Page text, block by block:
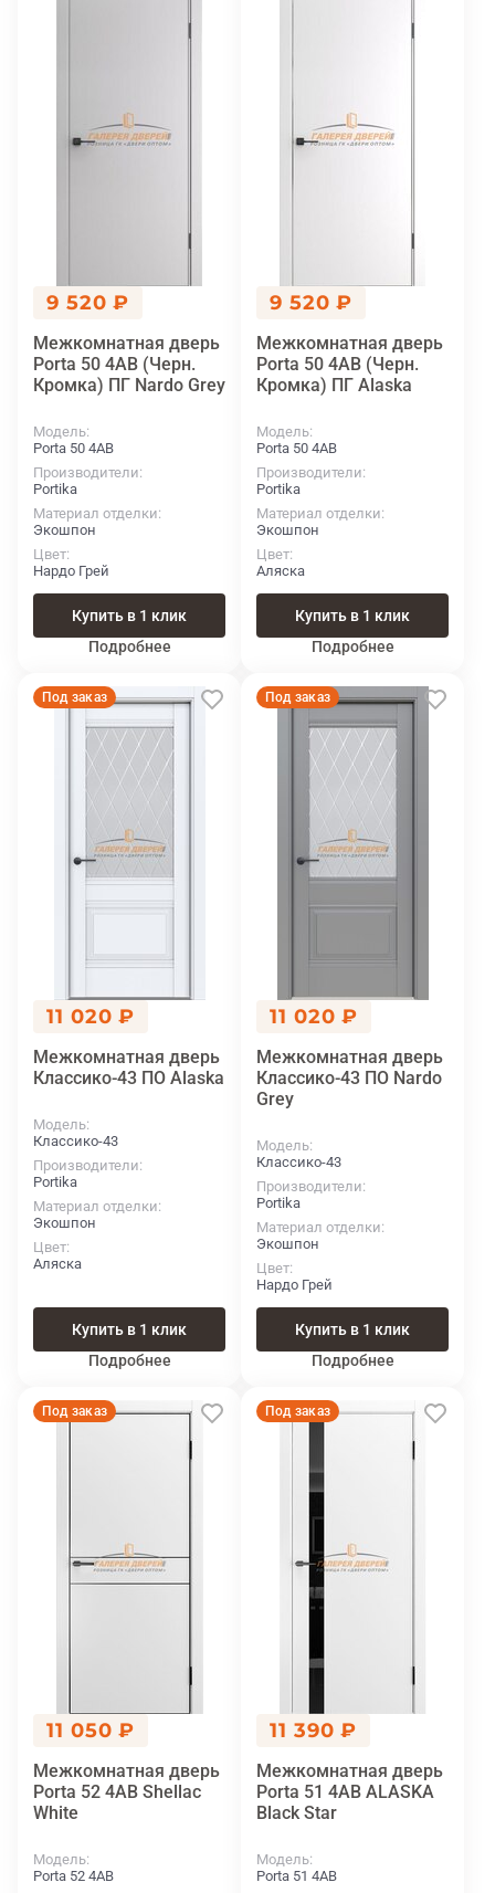
9 520 ₽
Межкомнатная дверь
Porta 50 4AB (Черн.
Кромка) ПГ Nardo Grey
Модель
Porta 50 4AB
Производители
Portika
Материал отделки
Экошпон
Цвет
Нардо Грей
Купить в 1 клик
Подробнее
9 520 ₽
Межкомнатная дверь
Porta 50 4AB (Черн.
Кромка) ПГ Alaska
Модель
Porta 50 4AB
Производители
Portika
Материал отделки
Экошпон
Цвет
Аляска
Купить в 1 клик
Подробнее
Под заказ
11 020 ₽
Межкомнатная дверь
Классико-43 ПО Alaska
Модель
Классико-43
Производители
Portika
Материал отделки
Экошпон
Цвет
Аляска
Купить в 1 клик
Подробнее
Под заказ
11 020 ₽
Межкомнатная дверь
Классико-43 ПО Nardo
Grey
Модель
Классико-43
Производители
Portika
Материал отделки
Экошпон
Цвет
Нардо Грей
Купить в 1 клик
Подробнее
Под заказ
11 050 ₽
Межкомнатная дверь
Porta 52 4AВ Shellac
White
Модель
Porta 52 4AВ
Под заказ
11 390 ₽
Межкомнатная дверь
Porta 51 4АВ ALASKA
Black Star
Модель
Porta 51 4АВ